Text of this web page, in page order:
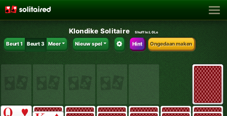
Klondike Solitaire Shuffle:L0Le
Beurt 1 Beurt 3 Meer Nieuw spel Hint Ongedaan maken